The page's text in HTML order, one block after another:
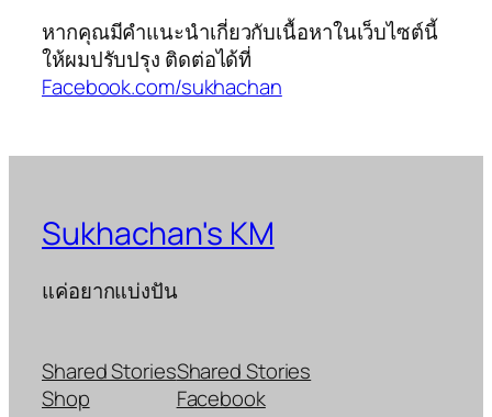
หากคุณมีคำแนะนำเกี่ยวกับเนื้อหาในเว็บไซต์นี้
ให้ผมปรับปรุง ติดต่อได้ที่
Facebook.com/sukhachan
Sukhachan's KM
แค่อยากแบ่งปัน
Shared Stories
Shop
Shared Stories
Facebook